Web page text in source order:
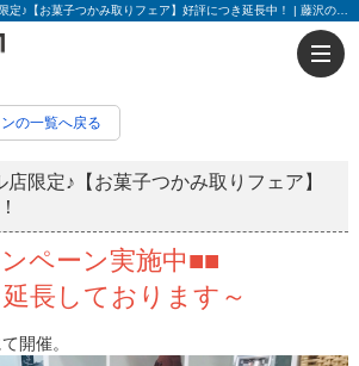
の一覧へ戻る
限定♪【お菓子つかみ取りフェア】
ペーン実施中■■
長しております～
開催。